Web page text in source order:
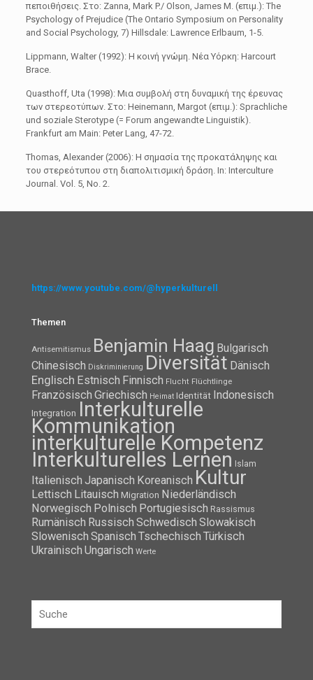
πεποιθήσεις. Στο: Zanna, Mark P./ Olson, James M. (επιμ.): The
Psychology of Prejudice (The Ontario Symposium on Personality
and Social Psychology, 7) Hillsdale: Lawrence Erlbaum, 1-5.
Lippmann, Walter (1992): Η κοινή γνώμη. Νέα Υόρκη: Harcourt
Brace.
Quasthoff, Uta (1998): Μια συμβολή στη δυναμική της έρευνας
των στερεοτύπων. Στο: Heinemann, Margot (επιμ.): Sprachliche
und soziale Sterotype (= Forum angewandte Linguistik).
Frankfurt am Main: Peter Lang, 47-72.
Thomas, Alexander (2006): Η σημασία της προκατάληψης και
του στερεότυπου στη διαπολιτισμική δράση. In: Interculture
Journal. Vol. 5, No. 2.
https://www.youtube.com/@hyperkulturell
Themen
Antisemitismus Benjamin Haag Bulgarisch
Chinesisch Diskriminierung Diversität Dänisch
Englisch Estnisch Finnisch Flucht Flüchtlinge
Französisch Griechisch Heimat Identität Indonesisch
Integration Interkulturelle
Kommunikation
interkulturelle Kompetenz
Interkulturelles Lernen Islam
Italienisch Japanisch Koreanisch Kultur
Lettisch Litauisch Migration Niederländisch
Norwegisch Polnisch Portugiesisch Rassismus
Rumänisch Russisch Schwedisch Slowakisch
Slowenisch Spanisch Tschechisch Türkisch
Ukrainisch Ungarisch Werte